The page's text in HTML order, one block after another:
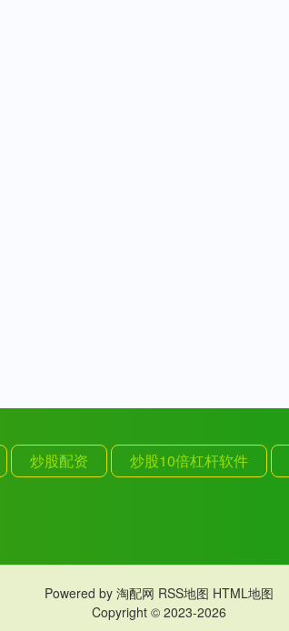
炒股配资 炒股10倍杠杆软件
Powered by 淘配网 RSS地图 HTML地图
Copyright © 2023-2026